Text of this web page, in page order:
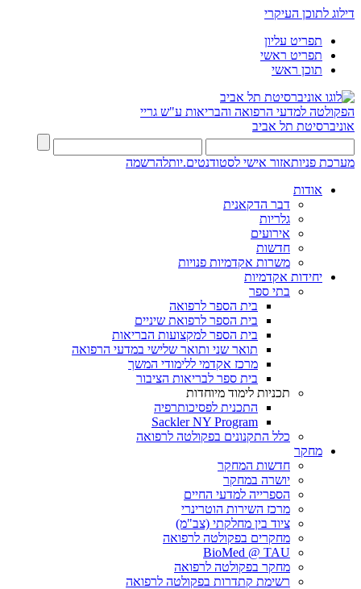
דילוג לתוכן העיקרי
תפריט עליון
תפריט ראשי
תוכן ראשי
הפקולטה למדעי הרפואה והבריאות ע"ש גריי
אוניברסיטת תל אביב
מערכת פניותאזור אישי לסטודנטים.יותלהרשמה
אודות
דבר הדקאנית
גלריות
אירועים
חדשות
משרות אקדמיות פנויות
יחידות אקדמיות
בתי ספר
בית הספר לרפואה
בית הספר לרפואת שיניים
בית הספר למקצועות הבריאות
תואר שני ותואר שלישי במדעי הרפואה
מרכז אקדמי ללימודי המשך
בית ספר לבריאות הציבור
תכניות לימוד מיוחדות
התכנית לפסיכותרפיה
Sackler NY Program
כלל התקנונים בפקולטה לרפואה
מחקר
חדשות המחקר
יושרה במחקר
הספרייה למדעי החיים
מרכז השירות הוטרינרי
ציוד בין מחלקתי (צב"מ)
מחקרים בפקולטה לרפואה
BioMed @ TAU
מחקר בפקולטה לרפואה
רשימת קתדרות בפקולטה לרפואה